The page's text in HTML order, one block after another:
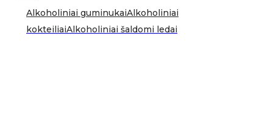
Alkoholiniai guminukaiAlkoholiniai
kokteiliaiAlkoholiniai šaldomi ledai